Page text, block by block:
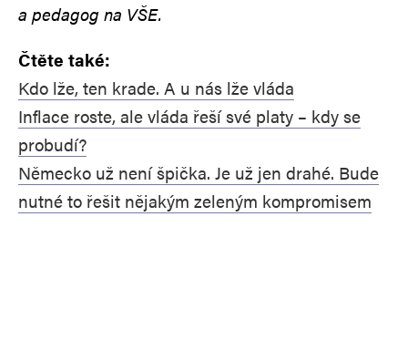
a pedagog na VŠE.
Čtěte také:
Kdo lže, ten krade. A u nás lže vláda
Inflace roste, ale vláda řeší své platy – kdy se
probudí?
Německo už není špička. Je už jen drahé. Bude
nutné to řešit nějakým zeleným kompromisem